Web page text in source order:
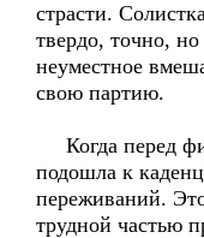
страсти.
твердо, точно,
неуместное
свою партию.
Когда перед
подошла к
переживаний.
трудной частью